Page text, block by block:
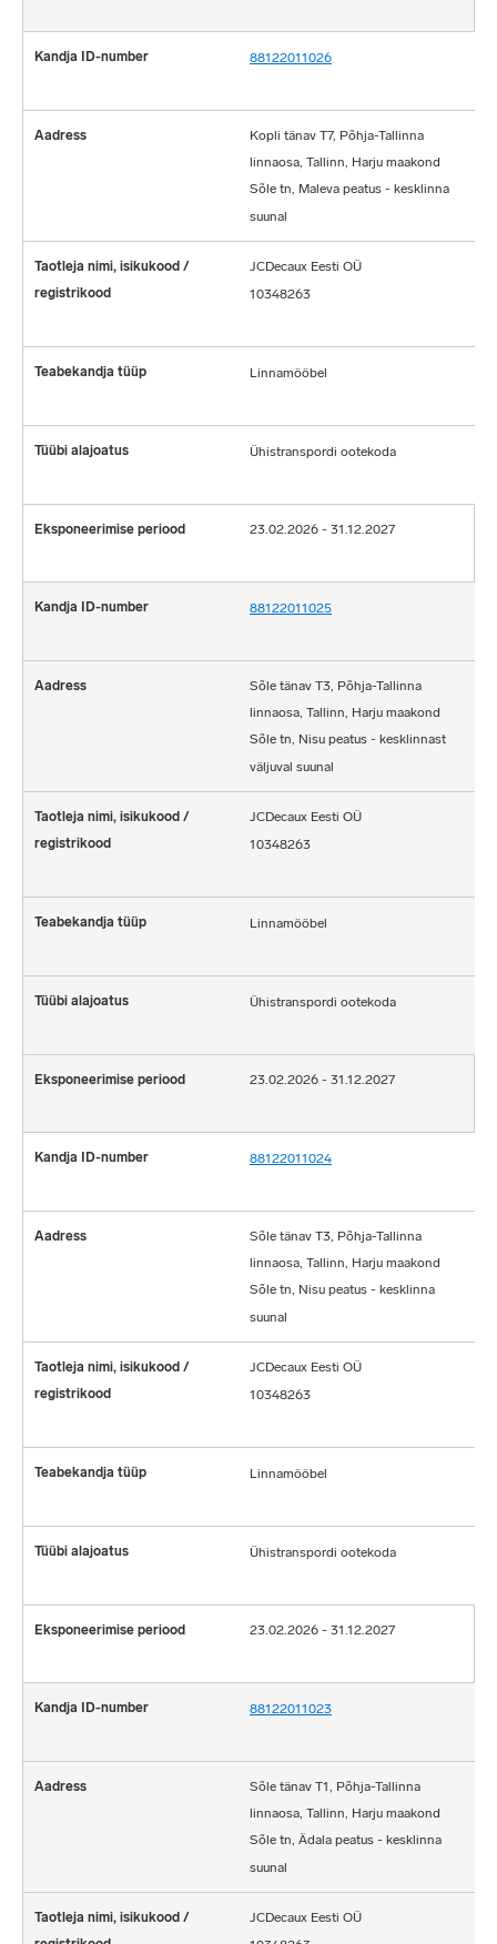
88122011026
Kopli tänav T7, Põhja-Tallinna
linnaosa, Tallinn, Harju maakond
Sõle tn, Maleva peatus - kesklinna
suunal
JCDecaux Eesti OÜ
10348263
Linnamööbel
Ühistranspordi ootekoda
23.02.2026 - 31.12.2027
88122011025
Sõle tänav T3, Põhja-Tallinna
linnaosa, Tallinn, Harju maakond
Sõle tn, Nisu peatus - kesklinnast
väljuval suunal
JCDecaux Eesti OÜ
10348263
Linnamööbel
Ühistranspordi ootekoda
23.02.2026 - 31.12.2027
88122011024
Sõle tänav T3, Põhja-Tallinna
linnaosa, Tallinn, Harju maakond
Sõle tn, Nisu peatus - kesklinna
suunal
JCDecaux Eesti OÜ
10348263
Linnamööbel
Ühistranspordi ootekoda
23.02.2026 - 31.12.2027
88122011023
Sõle tänav T1, Põhja-Tallinna
linnaosa, Tallinn, Harju maakond
Sõle tn, Ädala peatus - kesklinna
suunal
JCDecaux Eesti OÜ